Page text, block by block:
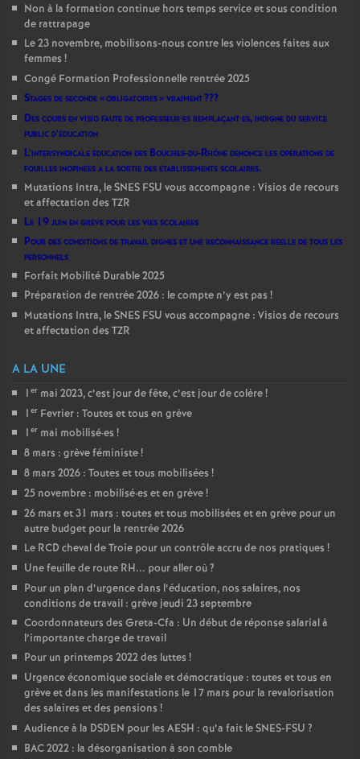
Non à la formation continue hors temps service et sous condition
de rattrapage
Le 23 novembre, mobilisons-nous contre les violences faites aux
femmes !
Congé Formation Professionnelle rentrée 2025
Stages de seconde «obligatoires» vraiment???
Des cours en visio faute de professeur·es remplaçant·es, indigne du service
public d’éducation
L’intersyndicale éducation des Bouches-du-Rhône dénonce les opérations de
fouilles inopinées à la sortie des établissements scolaires.
Mutations Intra, le SNES FSU vous accompagne : Visios de recours
et affectation des TZR
Le 19 juin en grève pour les vies scolaires
Pour des conditions de travail dignes et une reconnaissance réelle de tous les
personnels
Forfait Mobilité Durable 2025
Préparation de rentrée 2026 : le compte n’y est pas !
Mutations Intra, le SNES FSU vous accompagne : Visios de recours
et affectation des TZR
A LA UNE
1 er mai 2023, c’est jour de fête, c’est jour de colère!
1 er Fevrier : Toutes et tous en grève
1 er mai mobilisé·es !
8 mars : grève féministe!
8 mars 2026 : Toutes et tous mobilisées !
25 novembre : mobilisé·es et en grève!
26 mars et 31 mars : toutes et tous mobilisées et en grève pour un
autre budget pour la rentrée 2026
Le RCD cheval de Troie pour un contrôle accru de nos pratiques !
Une feuille de route RH... pour aller où?
Pour un plan d’urgence dans l’éducation, nos salaires, nos
conditions de travail : grève jeudi 23 septembre
Coordonnateurs des Greta-Cfa : Un début de réponse salarial à
l’importante charge de travail
Pour un printemps 2022 des luttes !
Urgence économique sociale et démocratique : toutes et tous en
grève et dans les manifestations le 17 mars pour la revalorisation
des salaires et des pensions !
Audience à la DSDEN pour les AESH : qu’a fait le SNES-FSU ?
BAC 2022 : la désorganisation à son comble